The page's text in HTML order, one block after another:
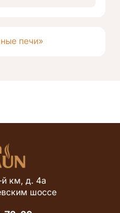
печи»
км, д. 4а
шоссе